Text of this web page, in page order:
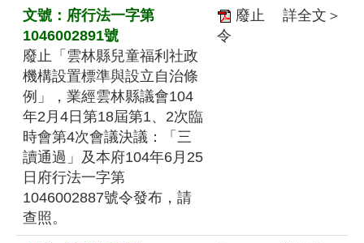
文號：府行法一字第
1046002891號
廢止「雲林縣兒童福利社政
機構設置標準與設立自治條
例」，業經雲林縣議會104
年2月4日第18屆第1、2次臨
時會第4次會議決議：「三
讀通過」及本府104年6月25
日府行法一字第
1046002887號令發布，請
查照。
廢止
令
詳全文＞